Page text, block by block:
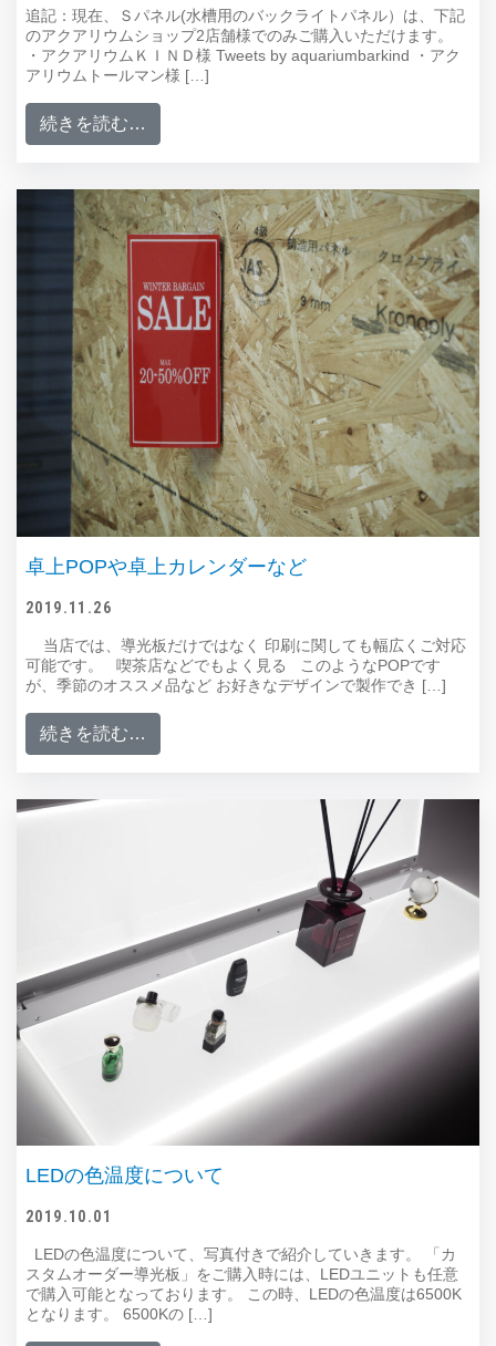
追記：現在、Ｓパネル(水槽用のバックライトパネル）は、下記
のアクアリウムショップ2店舗様でのみご購入いただけます。
・アクアリウムＫＩＮＤ様 Tweets by aquariumbarkind ・アク
アリウムトールマン様 […]
続きを読む…
卓上POPや卓上カレンダーなど
2019.11.26
当店では、導光板だけではなく 印刷に関しても幅広くご対応
可能です。 喫茶店などでもよく見る このようなPOPです
が、季節のオススメ品など お好きなデザインで製作でき […]
続きを読む…
LEDの色温度について
2019.10.01
LEDの色温度について、写真付きで紹介していきます。 「カ
スタムオーダー導光板」をご購入時には、LEDユニットも任意
で購入可能となっております。 この時、LEDの色温度は6500K
となります。 6500Kの […]